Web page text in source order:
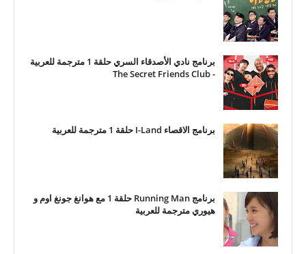
برنامج نادي الأصدقاء السري حلقة 1 مترجمة للعربية
- The Secret Friends Club
برنامج الاقصاء I-Land حلقة 1 مترجمة للعربية
برنامج Running Man حلقة 1 مع هوانغ جونغ اوم و
هيوري مترجمة للعربية